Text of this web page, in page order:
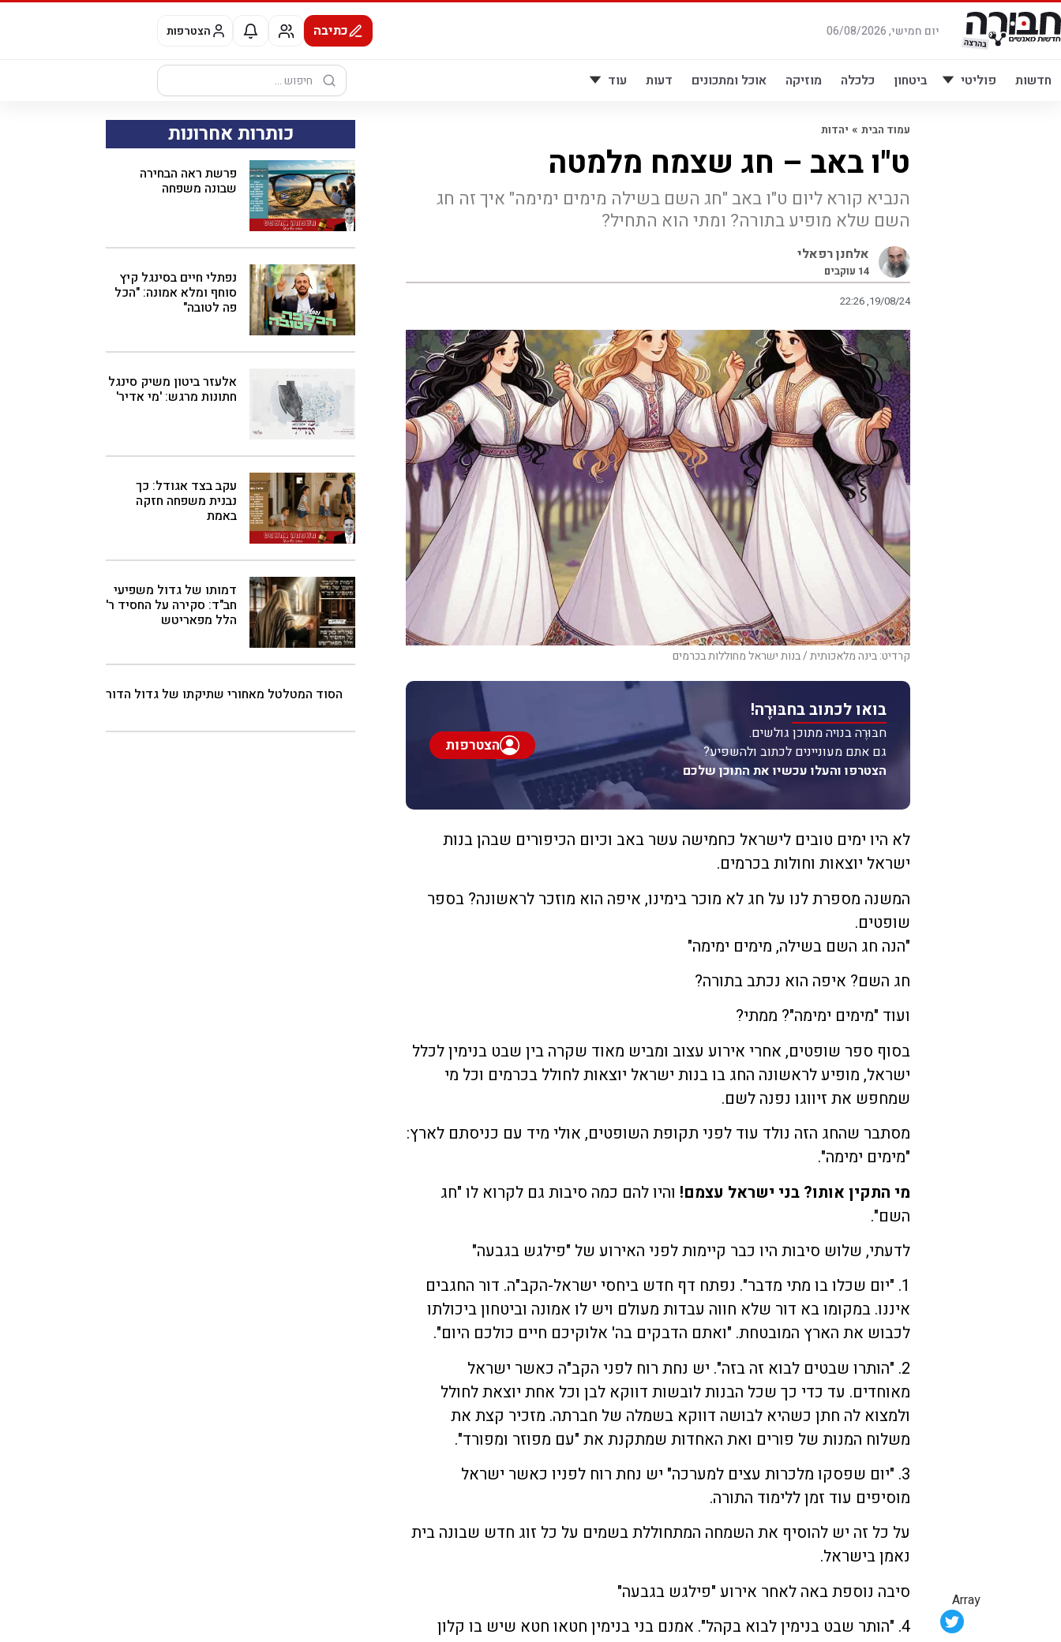
דלג
לתוכן
יום חמישי, 06/08/2026 כתיבה הצטרפות
חדשות פוליטי ביטחון כלכלה מוזיקה אוכל ומתכונים דעות עוד
חיפוש:
Array
עמוד הבית » יהדות
ט"ו באב – חג שצמח מלמטה
הנביא קורא ליום ט"ו באב "חג השם בשילה מימים ימימה" איך זה חג
השם שלא מופיע בתורה? ומתי הוא התחיל?
אלחנן רפאלי
14 עוקבים
22:26 ,19/08/24
קרדיט: בינה מלאכותית / בנות ישראל מחוללות בכרמים
בואו לכתוב בחבּוּרֶה!
חבּוּרֶה בנויה מתוכן גולשים.
גם אתם מעוניינים לכתוב ולהשפיע?
הצטרפו והעלו עכשיו את התוכן שלכם
הצטרפות
לא היו ימים טובים לישראל כחמישה עשר באב וכיום הכיפורים שבהן בנות
ישראל יוצאות וחולות בכרמים.
המשנה מספרת לנו על חג לא מוכר בימינו, איפה הוא מוזכר לראשונה? בספר
שופטים.
"הנה חג השם בשילה, מימים ימימה"
חג השם? איפה הוא נכתב בתורה?
ועוד "מימים ימימה"? ממתי?
בסוף ספר שופטים, אחרי אירוע עצוב ומביש מאוד שקרה בין שבט בנימין לכלל
ישראל, מופיע לראשונה החג בו בנות ישראל יוצאות לחולל בכרמים וכל מי
שמחפש את זיווגו נפנה לשם.
מסתבר שהחג הזה נולד עוד לפני תקופת השופטים, אולי מיד עם כניסתם לארץ:
"מימים ימימה".
מי התקין אותו? בני ישראל עצמם! והיו להם כמה סיבות גם לקרוא לו "חג
השם".
לדעתי, שלוש סיבות היו כבר קיימות לפני האירוע של "פילגש בגבעה"
1. "יום שכלו בו מתי מדבר". נפתח דף חדש ביחסי ישראל-הקב"ה. דור החגבים
איננו. במקומו בא דור שלא חווה עבדות מעולם ויש לו אמונה וביטחון ביכולתו
לכבוש את הארץ המובטחת. "ואתם הדבקים בה' אלוקיכם חיים כולכם היום".
2. "הותרו שבטים לבוא זה בזה". יש נחת רוח לפני הקב"ה כאשר ישראל
מאוחדים. עד כדי כך שכל הבנות לובשות דווקא לבן וכל אחת יוצאת לחולל
ולמצוא לה חתן כשהיא לבושה דווקא בשמלה של חברתה. מזכיר קצת את
משלוח המנות של פורים ואת האחדות שמתקנת את "עם מפוזר ומפורד".
3. "יום שפסקו מלכרות עצים למערכה" יש נחת רוח לפניו כאשר ישראל
מוסיפים עוד זמן ללימוד התורה.
על כל זה יש להוסיף את השמחה המתחוללת בשמים על כל זוג חדש שבונה בית
נאמן בישראל.
סיבה נוספת באה לאחר אירוע "פילגש בגבעה"
4. "הותר שבט בנימין לבוא בקהל". אמנם בני בנימין חטאו חטא שיש בו קלון
כותרות אחרונות
פרשת ראה הבחירה
שבונה משפחה
נפתלי חיים בסינגל קיץ
סוחף ומלא אמונה: "הכל
פה לטובה"
אלעזר ביטון משיק סינגל
חתונות מרגש: 'מי אדיר'
עקב בצד אגודל: כך
נבנית משפחה חזקה
באמת
דמותו של גדול משפיעי
חב"ד: סקירה על החסיד ר'
הלל מפאריטש
הסוד המטלטל מאחורי שתיקתו של גדול הדור